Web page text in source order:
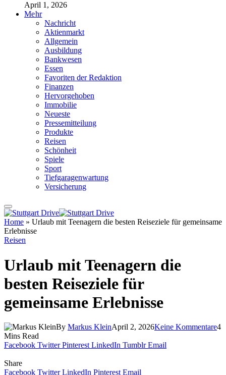
April 1, 2026
Mehr
Nachricht
Aktienmarkt
Allgemein
Ausbildung
Bankwesen
Essen
Favoriten der Redaktion
Finanzen
Hervorgehoben
Immobilie
Neueste
Pressemitteilung
Produkte
Reisen
Schönheit
Spiele
Sport
Tiefgaragenwartung
Versicherung
Home » Urlaub mit Teenagern die besten Reiseziele für gemeinsame
Erlebnisse
Reisen
Urlaub mit Teenagern die
besten Reiseziele für
gemeinsame Erlebnisse
By Markus KleinApril 2, 2026Keine Kommentare4
Mins Read
Facebook Twitter Pinterest LinkedIn Tumblr Email
Share
Facebook Twitter LinkedIn Pinterest Email